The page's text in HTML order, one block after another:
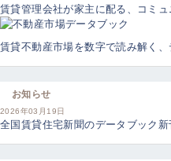
賃貸管理会社が家主に配る、コミ
賃貸不動産市場を数字で読み解く
お知らせ
2026年03月19日
全国賃貸住宅新聞のデータブック